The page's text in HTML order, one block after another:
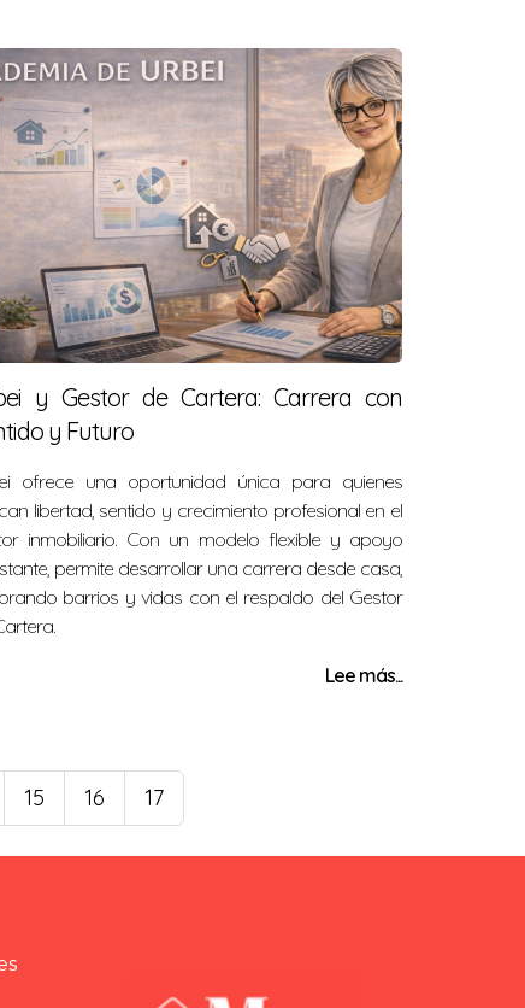
y Gestor de Cartera: Carrera con
y Futuro
ofrece una oportunidad única para quienes
libertad, sentido y crecimiento profesional en el
inmobiliario. Con un modelo flexible y apoyo
permite desarrollar una carrera desde casa,
barrios y vidas con el respaldo del Gestor
Lee más...
15 16 17